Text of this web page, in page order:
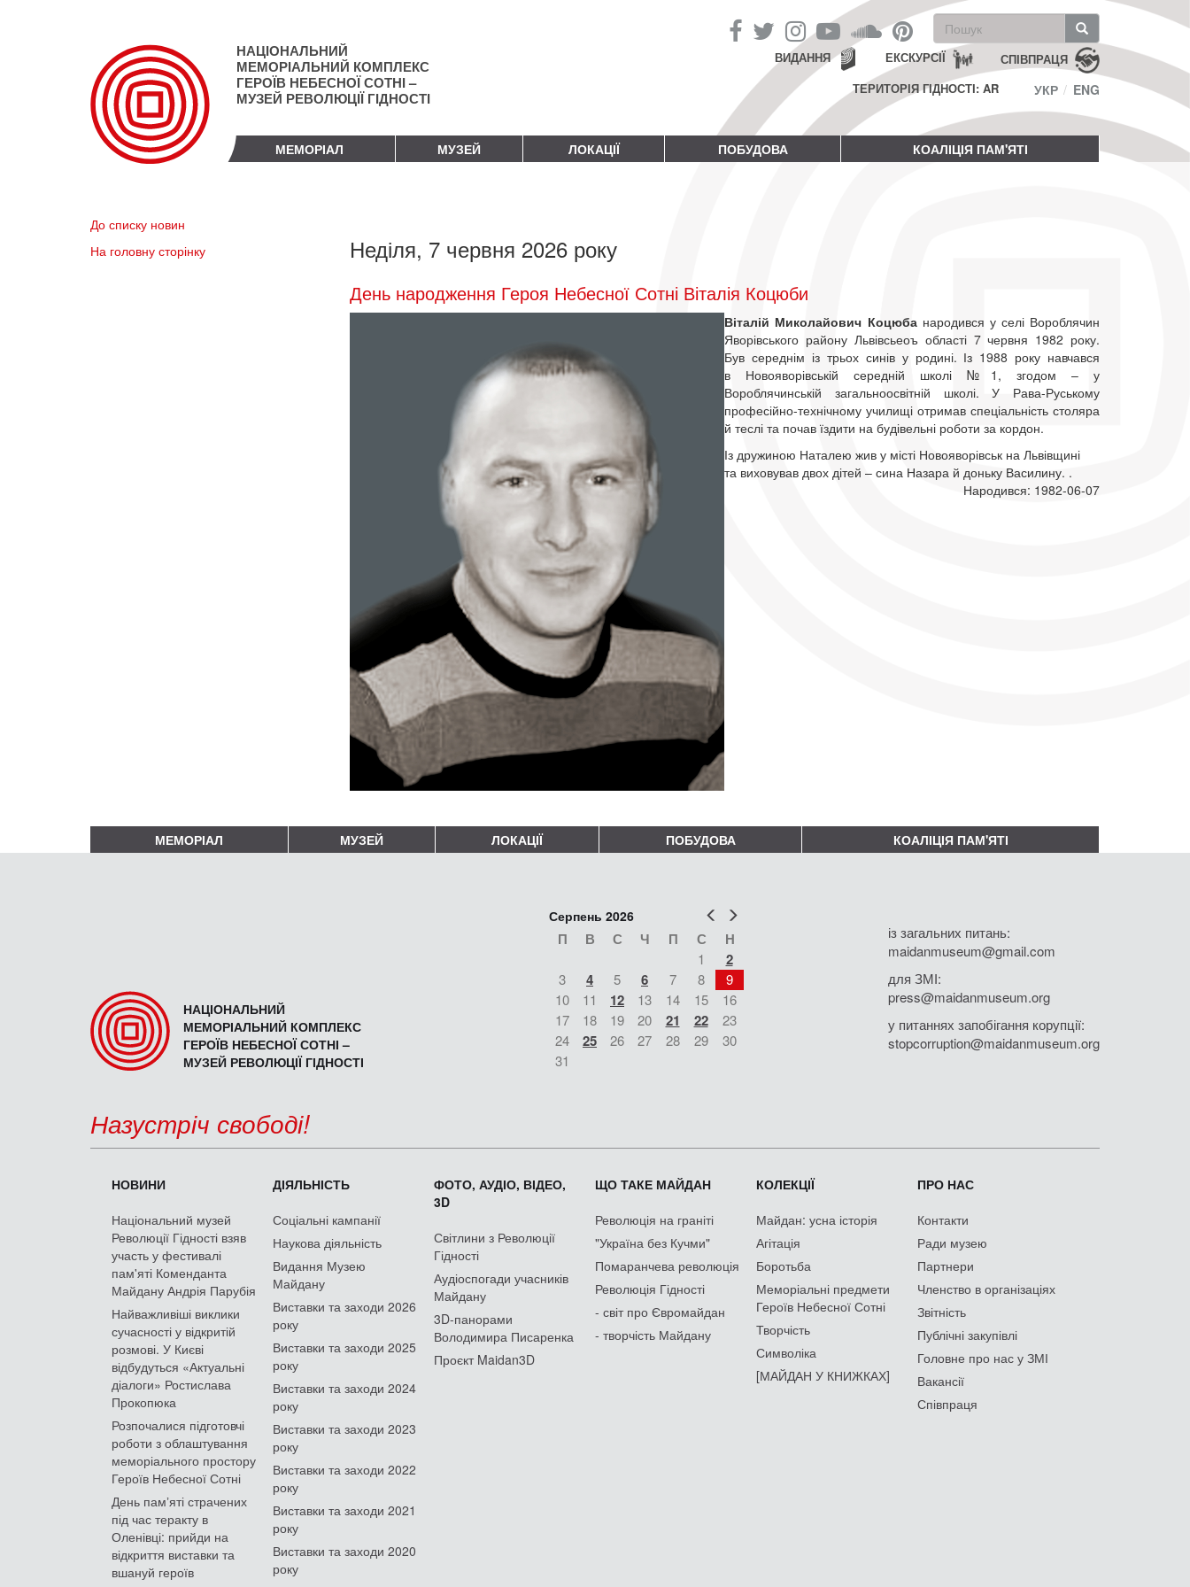
НАЦІОНАЛЬНИЙ
МЕМОРІАЛЬНИЙ КОМПЛЕКС
ГЕРОЇВ НЕБЕСНОЇ СОТНІ –
МУЗЕЙ РЕВОЛЮЦІЇ ГІДНОСТІ
Пошукова
форма
Пошук СПІВПРАЦЯ
ЕКСКУРСІЇ
ВИДАННЯ
ТЕРИТОРІЯ ГІДНОСТІ: AR
УКР ENG
МЕМОРІАЛ МУЗЕЙ ЛОКАЦІЇ ПОБУДОВА КОАЛІЦІЯ ПАМ'ЯТІ
До списку новин
На головну сторінку
Неділя, 7 червня 2026 року
День народження Героя Небесної Сотні Віталія Коцюби
Віталій Миколайович Коцюба народився у селі Вороблячин
Яворівського району Львівсьеоъ області 7 червня 1982 року.
Був середнім із трьох синів у родині. Із 1988 року навчався
в Новояворівській середній школі №1, згодом – у
Вороблячинській загальноосвітній школі. У Рава-Руському
професійно-технічному училищі отримав спеціальність столяра
й теслі та почав їздити на будівельні роботи за кордон.
Із дружиною Наталею жив у місті Новояворівськ на Львівщині
та виховував двох дітей – сина Назара й доньку Василину. .
Народився: 1982-06-07
МЕМОРІАЛ МУЗЕЙ ЛОКАЦІЇ ПОБУДОВА КОАЛІЦІЯ ПАМ'ЯТІ
НАЦІОНАЛЬНИЙ
МЕМОРІАЛЬНИЙ КОМПЛЕКС
ГЕРОЇВ НЕБЕСНОЇ СОТНІ –
МУЗЕЙ РЕВОЛЮЦІЇ ГІДНОСТІ
Попер
Серпень 2026
П В С Ч П С Н
1 2
3 4 5 6 7 8
9
10
11 12 13 14 15
16
17
18 19 20 21 22
23
24
25 26 27 28 29
30
31
із загальних питань:
maidanmuseum@gmail.com
для ЗМІ:
press@maidanmuseum.org
у питаннях запобігання корупції:
stopcorruption@maidanmuseum.org
Назустріч свободі!
НОВИНИ
Національний музей
Революції Гідності взяв
участь у фестивалі
пам'яті Коменданта
Майдану Андрія Парубія
Найважливіші виклики
сучасності у відкритій
розмові. У Києві
відбудуться «Актуальні
діалоги» Ростислава
Прокопюка
Розпочалися підготовчі
роботи з облаштування
меморіального простору
Героїв Небесної Сотні
День памʼяті страчених
під час теракту в
Оленівці: прийди на
відкриття виставки та
вшануй героїв
ДІЯЛЬНІСТЬ
Соціальні кампанії
Наукова діяльність
Видання Музею
Майдану
Виставки та заходи 2026
року
Виставки та заходи 2025
року
Виставки та заходи 2024
року
Виставки та заходи 2023
року
Виставки та заходи 2022
року
Виставки та заходи 2021
року
Виставки та заходи 2020
року
ФОТО, АУДІО, ВІДЕО,
3D
Світлини з Революції
Гідності
Аудіоспогади учасників
Майдану
3D-панорами
Володимира Писаренка
Проєкт Maidan3D
ЩО ТАКЕ МАЙДАН
Революція на граніті
"Україна без Кучми"
Помаранчева революція
Революція Гідності
- світ про Євромайдан
- творчість Майдану
КОЛЕКЦІЇ
Майдан: усна історія
Агітація
Боротьба
Меморіальні предмети
Героїв Небесної Сотні
Творчість
Символіка
[МАЙДАН У КНИЖКАХ]
ПРО НАС
Контакти
Ради музею
Партнери
Членство в організаціях
Звітність
Публічні закупівлі
Головне про нас у ЗМІ
Вакансії
Співпраця